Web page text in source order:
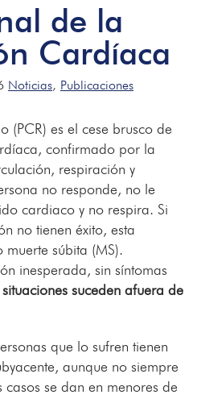
de la
Cardíaca
Noticias, Publicaciones
(PCR) es el cese brusco de
confirmado por la
respiración y
no responde, no le
cardiaco y no respira. Si
no tienen éxito, esta
súbita (MS).
inesperada, sin síntomas
suceden afuera de
que lo sufren tienen
aunque no siempre
se dan en menores de